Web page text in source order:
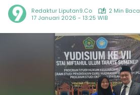
Redaktur Liputan9.co
2 Min Baca
17 Januari 2026 - 13:25 WIB